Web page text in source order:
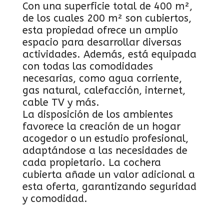
Con una superficie total de 400 m²,
de los cuales 200 m² son cubiertos,
esta propiedad ofrece un amplio
espacio para desarrollar diversas
actividades. Además, está equipada
con todas las comodidades
necesarias, como agua corriente,
gas natural, calefacción, internet,
cable TV y más.
La disposición de los ambientes
favorece la creación de un hogar
acogedor o un estudio profesional,
adaptándose a las necesidades de
cada propietario. La cochera
cubierta añade un valor adicional a
esta oferta, garantizando seguridad
y comodidad.